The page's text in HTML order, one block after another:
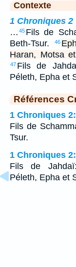
Contexte
1 Chroniques 2
… 45 Fils de
Beth-Tsur.
46
Haran, Motsa
47 Fils de
Péleth, Epha et
Références
1 Chroniques
Fils de
Tsur.
1 Chroniques
Fils de
Péleth, Epha et